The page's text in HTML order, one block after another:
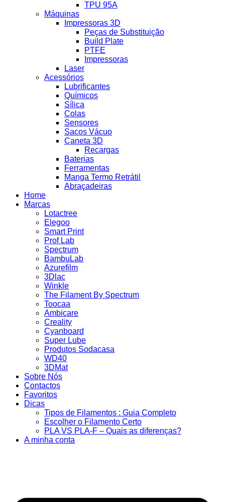
TPU 95A
Máquinas
Impressoras 3D
Peças de Substituição
Build Plate
PTFE
Impressoras
Laser
Acessórios
Lubrificantes
Químicos
Sílica
Colas
Sensores
Sacos Vácuo
Caneta 3D
Recargas
Baterias
Ferramentas
Manga Termo Retrátil
Abraçadeiras
Home
Marcas
Lotactree
Elegoo
Smart Print
Prof Lab
Spectrum
BambuLab
Azurefilm
3Dlac
Winkle
The Filament By Spectrum
Toocaa
Ambicare
Creality
Cyanboard
Super Lube
Produtos Sodacasa
WD40
3DMat
Sobre Nós
Contactos
Favoritos
Dicas
Tipos de Filamentos : Guia Completo
Escolher o Filamento Certo
PLA VS PLA-F – Quais as diferenças?
A minha conta